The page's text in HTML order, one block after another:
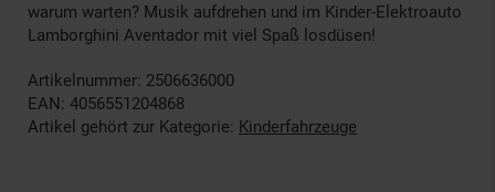
warum warten? Musik aufdrehen und im Kinder-Elektroauto
Lamborghini Aventador mit viel Spaß losdüsen!
Artikelnummer: 2506636000
EAN: 4056551204868
Artikel gehört zur Kategorie: Kinderfahrzeuge